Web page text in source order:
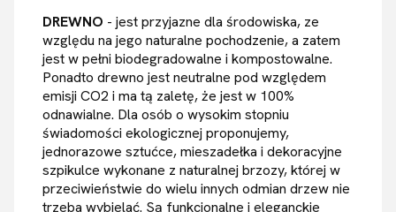
DREWNO - jest przyjazne dla środowiska, ze
względu na jego naturalne pochodzenie, a zatem
jest w pełni biodegradowalne i kompostowalne.
Ponadto drewno jest neutralne pod względem
emisji CO2 i ma tą zaletę, że jest w 100%
odnawialne. Dla osób o wysokim stopniu
świadomości ekologicznej proponujemy,
jednorazowe sztućce, mieszadełka i dekoracyjne
szpikulce wykonane z naturalnej brzozy, której w
przeciwieństwie do wielu innych odmian drzew nie
trzeba wybielać. Są funkcjonalne i eleganckie